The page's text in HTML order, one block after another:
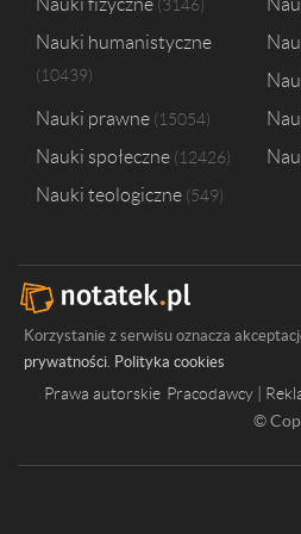
Uniwersytet w Białymstoku
Uniwersytet Łódzki
3146
Nauki humanistyczne
10439
Nauki prawne 15054
Nauki społeczne 12426
Nauki teologiczne 549
Korzystanie z serwisu oznacza
prywatności. Polityka cookies
Prawa autorskie Pracodawcy |
©